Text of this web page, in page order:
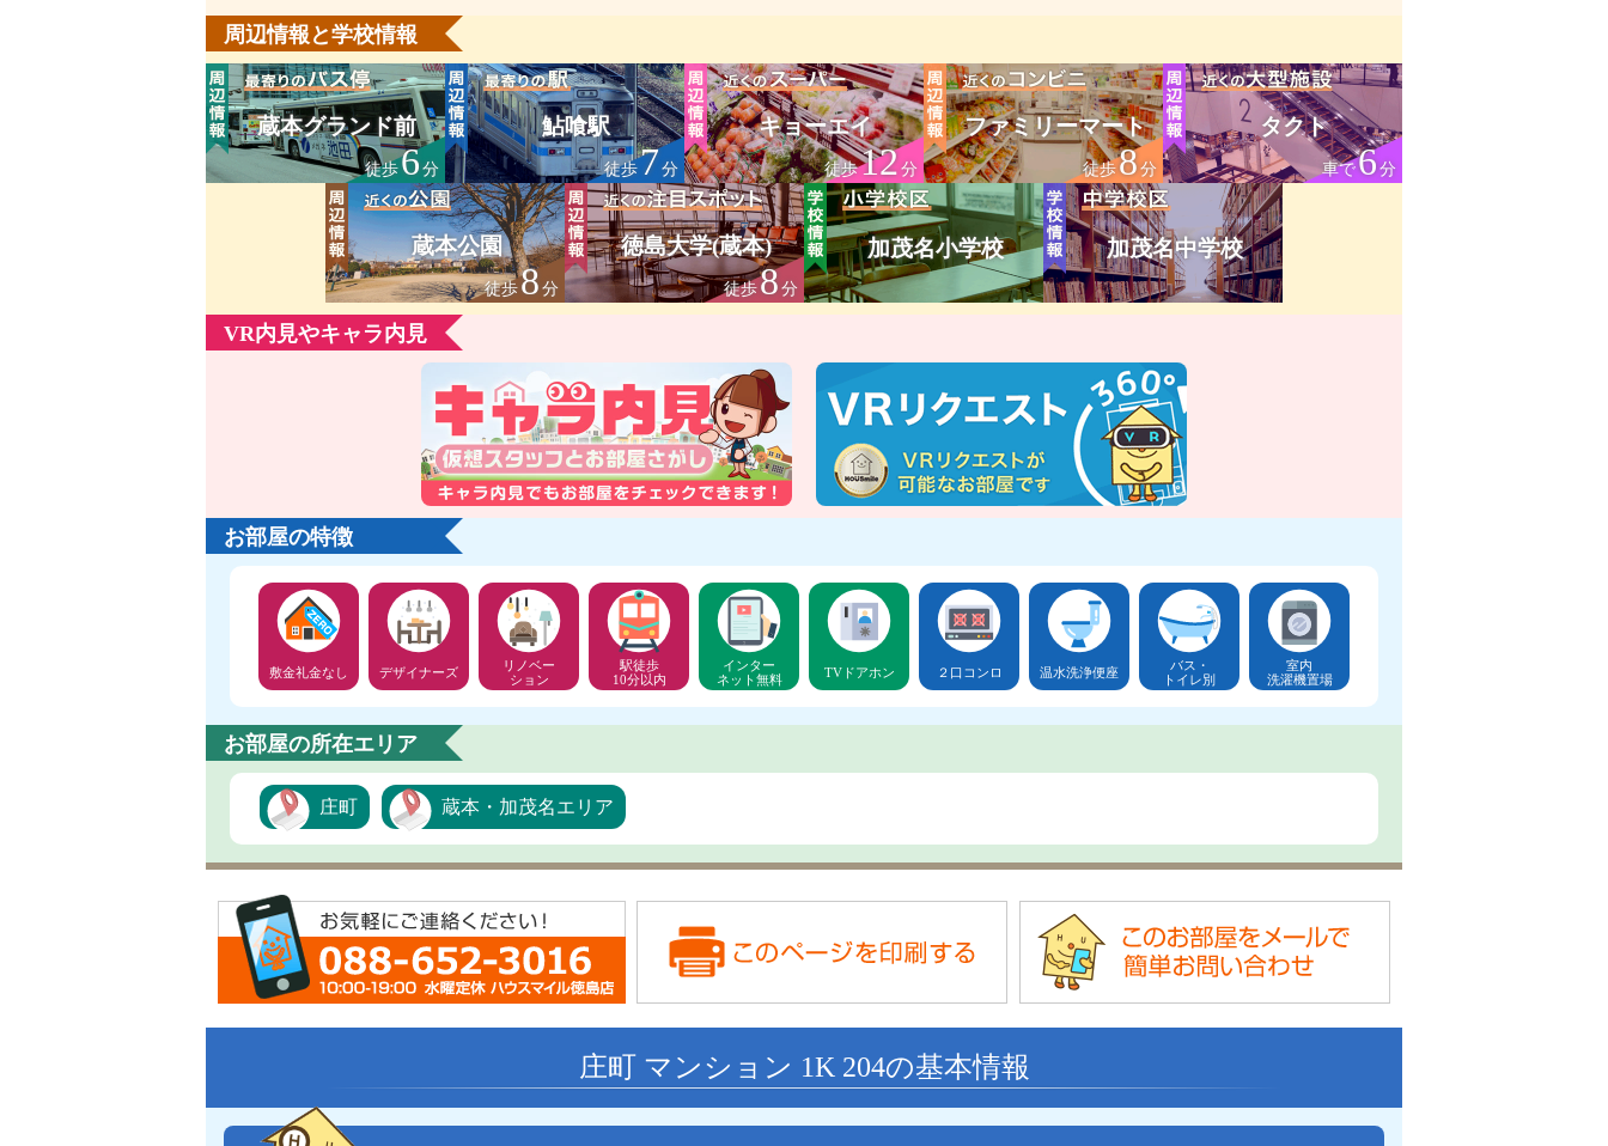
周辺情報と学校情報
蔵本グランド前
徒歩6分
鮎喰駅
徒歩7分
キョーエイ
徒歩12分
ファミリーマート
徒歩8分
タクト
車で6分
蔵本公園
徒歩8分
徳島大学(蔵本)
徒歩8分
加茂名小学校 加茂名中学校
VR内見やキャラ内見
お部屋の特徴
敷金礼金なし デザイナーズ
リノベー
ション
駅徒歩
10分以内
インター
ネット無料
TVドアホン ２口コンロ 温水洗浄便座
バス・
トイレ別
室内
洗濯機置場
お部屋の所在エリア
庄町 蔵本・加茂名エリア
庄町 マンション 1K 204の基本情報